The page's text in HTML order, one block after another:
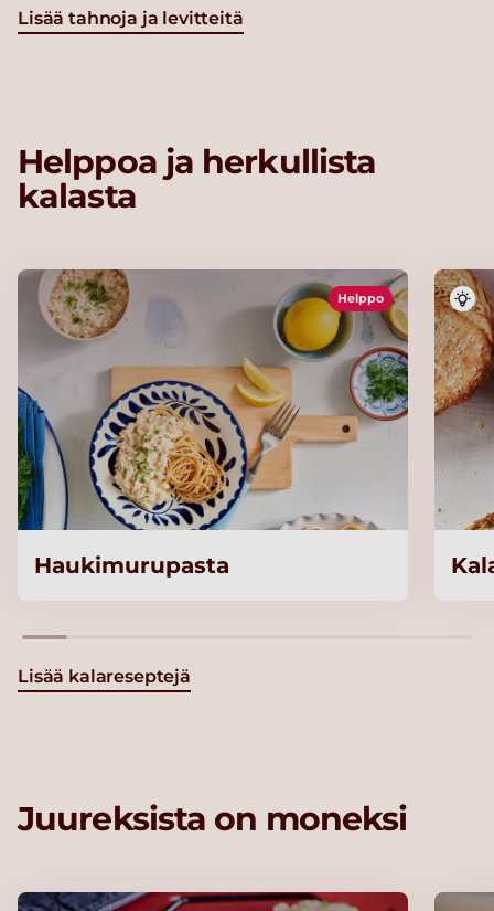
Lisää tahnoja ja levitteitä
Helppoa ja herkullista
kalasta
Helppo
Haukimurupasta
Lisää kalareseptejä
Juureksista on moneksi